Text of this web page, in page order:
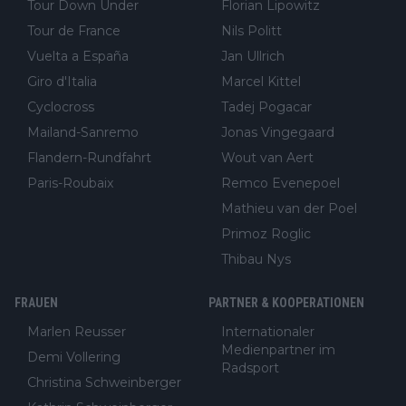
Tour Down Under
Tour de France
Vuelta a España
Giro d'Italia
Cyclocross
Mailand-Sanremo
Flandern-Rundfahrt
Paris-Roubaix
Florian Lipowitz
Nils Politt
Jan Ullrich
Marcel Kittel
Tadej Pogacar
Jonas Vingegaard
Wout van Aert
Remco Evenepoel
Mathieu van der Poel
Primoz Roglic
Thibau Nys
FRAUEN
Marlen Reusser
Demi Vollering
Christina Schweinberger
PARTNER & KOOPERATIONEN
Internationaler
Medienpartner im
Radsport